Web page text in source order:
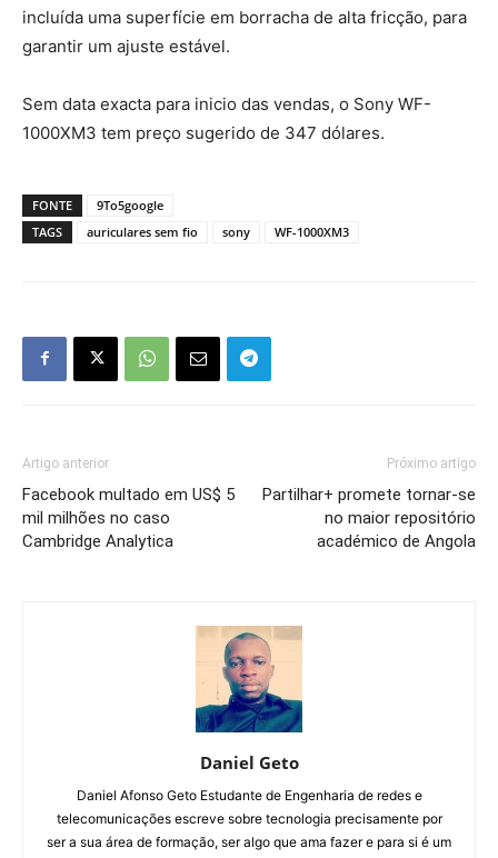
incluída uma superfície em borracha de alta fricção, para
garantir um ajuste estável.
Sem data exacta para inicio das vendas, o Sony WF-
1000XM3 tem preço sugerido de 347 dólares.
FONTE
9To5google
TAGS
auriculares sem fio sony WF-1000XM3
Artigo anterior
Facebook multado em US$ 5
mil milhões no caso
Cambridge Analytica
Próximo artigo
Partilhar+ promete tornar-se
no maior repositório
académico de Angola
Daniel Geto
Daniel Afonso Geto Estudante de Engenharia de redes e
telecomunicações escreve sobre tecnologia precisamente por
ser a sua área de formação, ser algo que ama fazer e para si é um